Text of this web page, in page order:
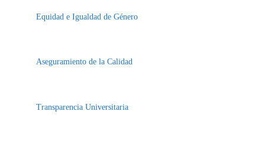
Equidad e Igualdad de Género
Aseguramiento de la Calidad
Transparencia Universitaria